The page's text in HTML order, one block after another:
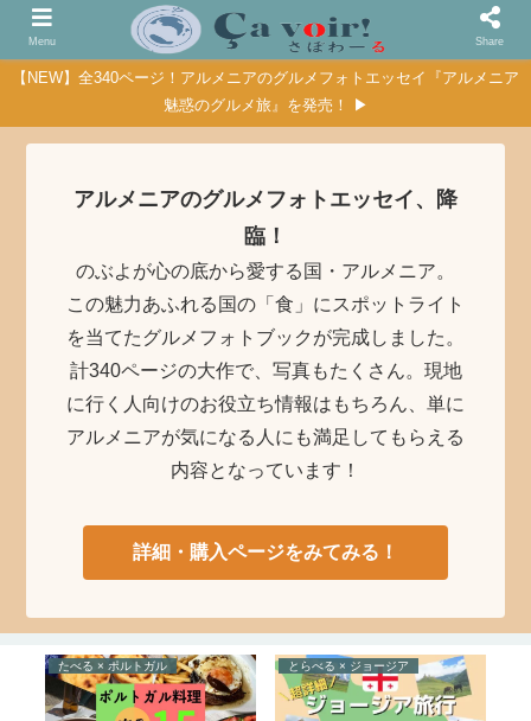
【NEW】全340ページ！アルメニアのグルメフォトエッセイ『アルメニア
魅惑のグルメ旅』を発売！ ▶
アルメニアのグルメフォトエッセイ、降
臨！
のぶよが心の底から愛する国・アルメニア。
この魅力あふれる国の「食」にスポットライト
を当てたグルメフォトブックが完成しました。
計340ページの大作で、写真もたくさん。現地
に行く人向けのお役立ち情報はもちろん、単に
アルメニアが気になる人にも満足してもらえる
内容となっています！
詳細・購入ページをみてみる！
とらべる × ポルトガル たべる
Menu Share